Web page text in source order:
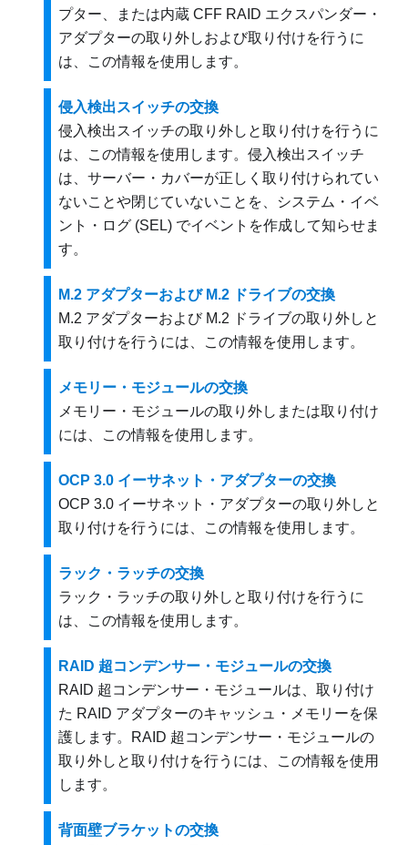
プター、または内蔵 CFF RAID エクスパンダー・
アダプターの取り外しおよび取り付けを行うに
は、この情報を使用します。
侵入検出スイッチの交換
侵入検出スイッチの取り外しと取り付けを行うに
は、この情報を使用します。侵入検出スイッチ
は、サーバー・カバーが正しく取り付けられてい
ないことや閉じていないことを、システム・イベ
ント・ログ (SEL) でイベントを作成して知らせま
す。
M.2 アダプターおよび M.2 ドライブの交換
M.2 アダプターおよび M.2 ドライブの取り外しと
取り付けを行うには、この情報を使用します。
メモリー・モジュールの交換
メモリー・モジュールの取り外しまたは取り付け
には、この情報を使用します。
OCP 3.0 イーサネット・アダプターの交換
OCP 3.0 イーサネット・アダプターの取り外しと
取り付けを行うには、この情報を使用します。
ラック・ラッチの交換
ラック・ラッチの取り外しと取り付けを行うに
は、この情報を使用します。
RAID 超コンデンサー・モジュールの交換
RAID 超コンデンサー・モジュールは、取り付け
た RAID アダプターのキャッシュ・メモリーを保
護します。RAID 超コンデンサー・モジュールの
取り外しと取り付けを行うには、この情報を使用
します。
背面壁ブラケットの交換